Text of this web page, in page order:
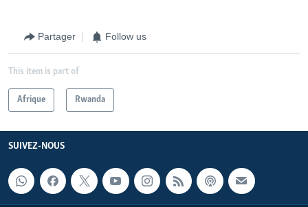
Partager Follow us
This item is part of
Afrique Rwanda
SUIVEZ-NOUS